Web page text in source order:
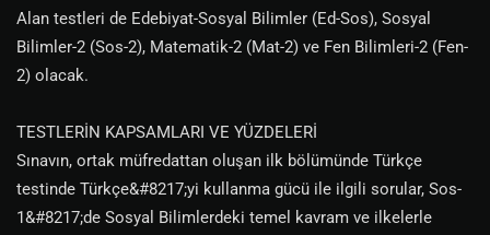
Alan testleri de Edebiyat-Sosyal Bilimler (Ed-Sos), Sosyal
Bilimler-2 (Sos-2), Matematik-2 (Mat-2) ve Fen Bilimleri-2 (Fen-
2) olacak.
TESTLERİN KAPSAMLARI VE YÜZDELERİ
Sınavın, ortak müfredattan oluşan ilk bölümünde Türkçe
testinde Türkçe&#8217;yi kullanma gücü ile ilgili sorular, Sos-
1&#8217;de Sosyal Bilimlerdeki temel kavram ve ilkelerle